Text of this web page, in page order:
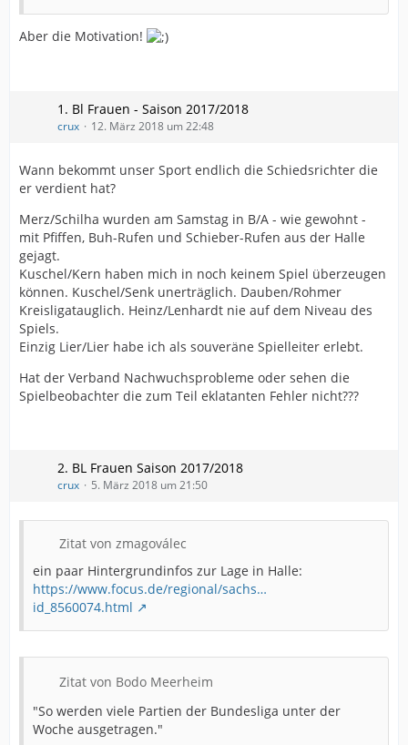
Aber die Motivation!
1. Bl Frauen - Saison 2017/2018
crux 12. März 2018 um 22:48
Wann bekommt unser Sport endlich die Schiedsrichter die
er verdient hat?
Merz/Schilha wurden am Samstag in B/A - wie gewohnt -
mit Pfiffen, Buh-Rufen und Schieber-Rufen aus der Halle
gejagt.
Kuschel/Kern haben mich in noch keinem Spiel überzeugen
können. Kuschel/Senk unerträglich. Dauben/Rohmer
Kreisligatauglich. Heinz/Lenhardt nie auf dem Niveau des
Spiels.
Einzig Lier/Lier habe ich als souveräne Spielleiter erlebt.
Hat der Verband Nachwuchsprobleme oder sehen die
Spielbeobachter die zum Teil eklatanten Fehler nicht???
2. BL Frauen Saison 2017/2018
crux 5. März 2018 um 21:50
Zitat von zmagoválec
ein paar Hintergrundinfos zur Lage in Halle:
https://www.focus.de/regional/sachs…
id_8560074.html
Zitat von Bodo Meerheim
"So werden viele Partien der Bundesliga unter der
Woche ausgetragen."